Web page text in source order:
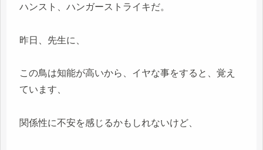
ハンスト、ハンガーストライキだ。
昨日、先生に、
この鳥は知能が高いから、イヤな事をすると、覚え
ています、
関係性に不安を感じるかもしれないけど、